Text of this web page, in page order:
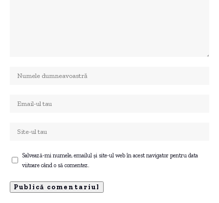
Salvează-mi numele, emailul și site-ul web în acest navigator pentru data
viitoare când o să comentez.